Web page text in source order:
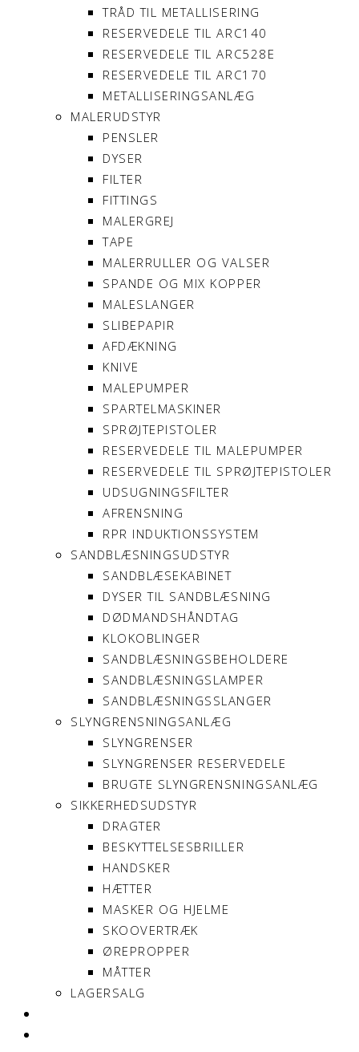
TRÅD TIL METALLISERING
RESERVEDELE TIL ARC140
RESERVEDELE TIL ARC528E
RESERVEDELE TIL ARC170
METALLISERINGSANLÆG
MALERUDSTYR
PENSLER
DYSER
FILTER
FITTINGS
MALERGREJ
TAPE
MALERRULLER OG VALSER
SPANDE OG MIX KOPPER
MALESLANGER
SLIBEPAPIR
AFDÆKNING
KNIVE
MALEPUMPER
SPARTELMASKINER
SPRØJTEPISTOLER
RESERVEDELE TIL MALEPUMPER
RESERVEDELE TIL SPRØJTEPISTOLER
UDSUGNINGSFILTER
AFRENSNING
RPR INDUKTIONSSYSTEM
SANDBLÆSNINGSUDSTYR
SANDBLÆSEKABINET
DYSER TIL SANDBLÆSNING
DØDMANDSHÅNDTAG
KLOKOBLINGER
SANDBLÆSNINGSBEHOLDERE
SANDBLÆSNINGSLAMPER
SANDBLÆSNINGSSLANGER
SLYNGRENSNINGSANLÆG
SLYNGRENSER
SLYNGRENSER RESERVEDELE
BRUGTE SLYNGRENSNINGSANLÆG
SIKKERHEDSUDSTYR
DRAGTER
BESKYTTELSESBRILLER
HANDSKER
HÆTTER
MASKER OG HJELME
SKOOVERTRÆK
ØREPROPPER
MÅTTER
LAGERSALG